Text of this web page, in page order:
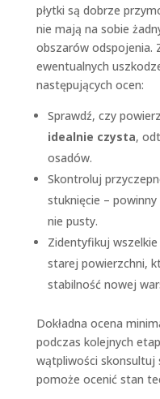
płytki są dobrze
nie mają na sobie
obszarów odspojenia.
ewentualnych
następujących ocen:
Sprawdź, czy
idealnie czysta,
osadów.
Skontroluj
stuknięcie –
nie pusty.
Zidentyfikuj
starej powierzchni,
stabilność nowej
Dokładna ocena
podczas kolejnych
wątpliwości skonsultuj
pomoże ocenić stan